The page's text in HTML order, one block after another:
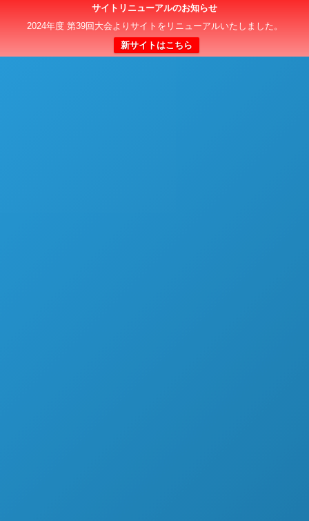
サイトリニューアルのお知らせ
2024年度 第39回大会よりサイトをリニューアルいたしました。
新サイトはこちら
日本クラブユースサッカー選手権（U-15）大会